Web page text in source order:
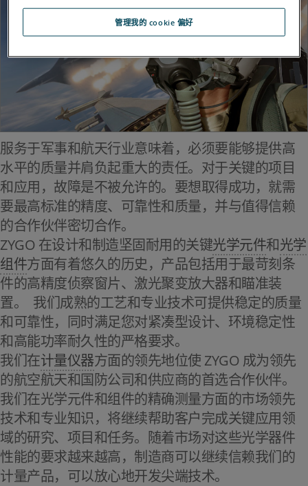
服务于军事和航天行业意味着，必须要能够提供高
水平的质量并肩负起重大的责任。对于关键的项目
和应用，故障是不被允许的。要想取得成功，就需
要最高标准的精度、可靠性和质量，并与值得信赖
的合作伙伴密切合作。
ZYGO 在设计和制造坚固耐用的关键光学元件和光学
组件方面有着悠久的历史，产品包括用于最苛刻条
件的高精度侦察窗片、激光聚变放大器和瞄准装
置。 我们成熟的工艺和专业技术可提供稳定的质量
和可靠性，同时满足您对紧凑型设计、环境稳定性
和高能功率耐久性的严格要求。
我们在计量仪器方面的领先地位使 ZYGO 成为领先
的航空航天和国防公司和供应商的首选合作伙伴。
我们在光学元件和组件的精确测量方面的市场领先
技术和专业知识，将继续帮助客户完成关键应用领
域的研究、项目和任务。随着市场对这些光学器件
性能的要求越来越高，制造商可以继续信赖我们的
计量产品，可以放心地开发尖端技术。
管理我的 cookie 偏好